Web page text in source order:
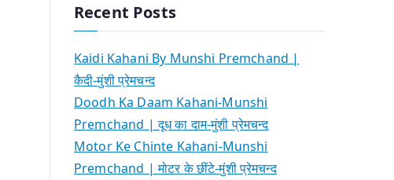
Recent Posts
Kaidi Kahani By Munshi Premchand |
कैदी-मुंशी प्रेमचन्द
Doodh Ka Daam Kahani-Munshi
Premchand | दूध का दाम-मुंशी प्रेमचन्द
Motor Ke Chinte Kahani-Munshi
Premchand | मोटर के छींटे-मुंशी प्रेमचन्द